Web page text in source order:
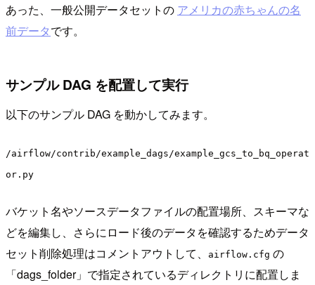
あった、一般公開データセットの アメリカの赤ちゃんの名
前データです。
サンプル DAG を配置して実行
以下のサンプル DAG を動かしてみます。
/airflow/contrib/example_dags/example_gcs_to_bq_operat
or.py
バケット名やソースデータファイルの配置場所、スキーマな
どを編集し、さらにロード後のデータを確認するためデータ
セット削除処理はコメントアウトして、
airflow.cfg の
「dags_folder」で指定されているディレクトリに配置しま